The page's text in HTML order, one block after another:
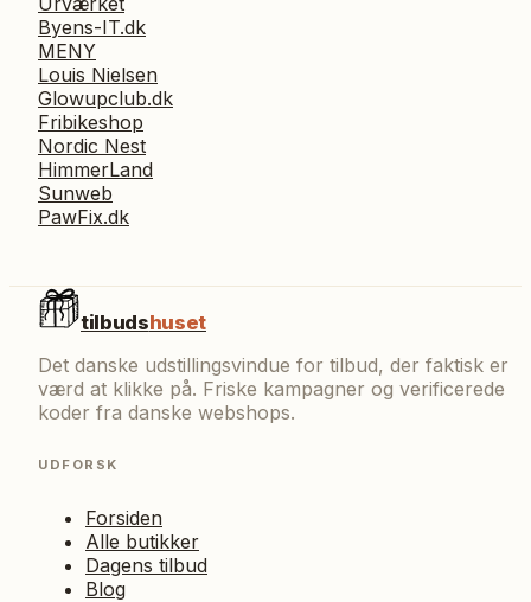
Byens-IT.dk
MENY
Louis Nielsen
Glowupclub.dk
Fribikeshop
Nordic Nest
HimmerLand
Sunweb
PawFix.dk
tilbudshuset
Det danske udstillingsvindue for tilbud, der faktisk er
værd at klikke på. Friske kampagner og verificerede
koder fra danske webshops.
UDFORSK
Forsiden
Alle butikker
Dagens tilbud
Blog